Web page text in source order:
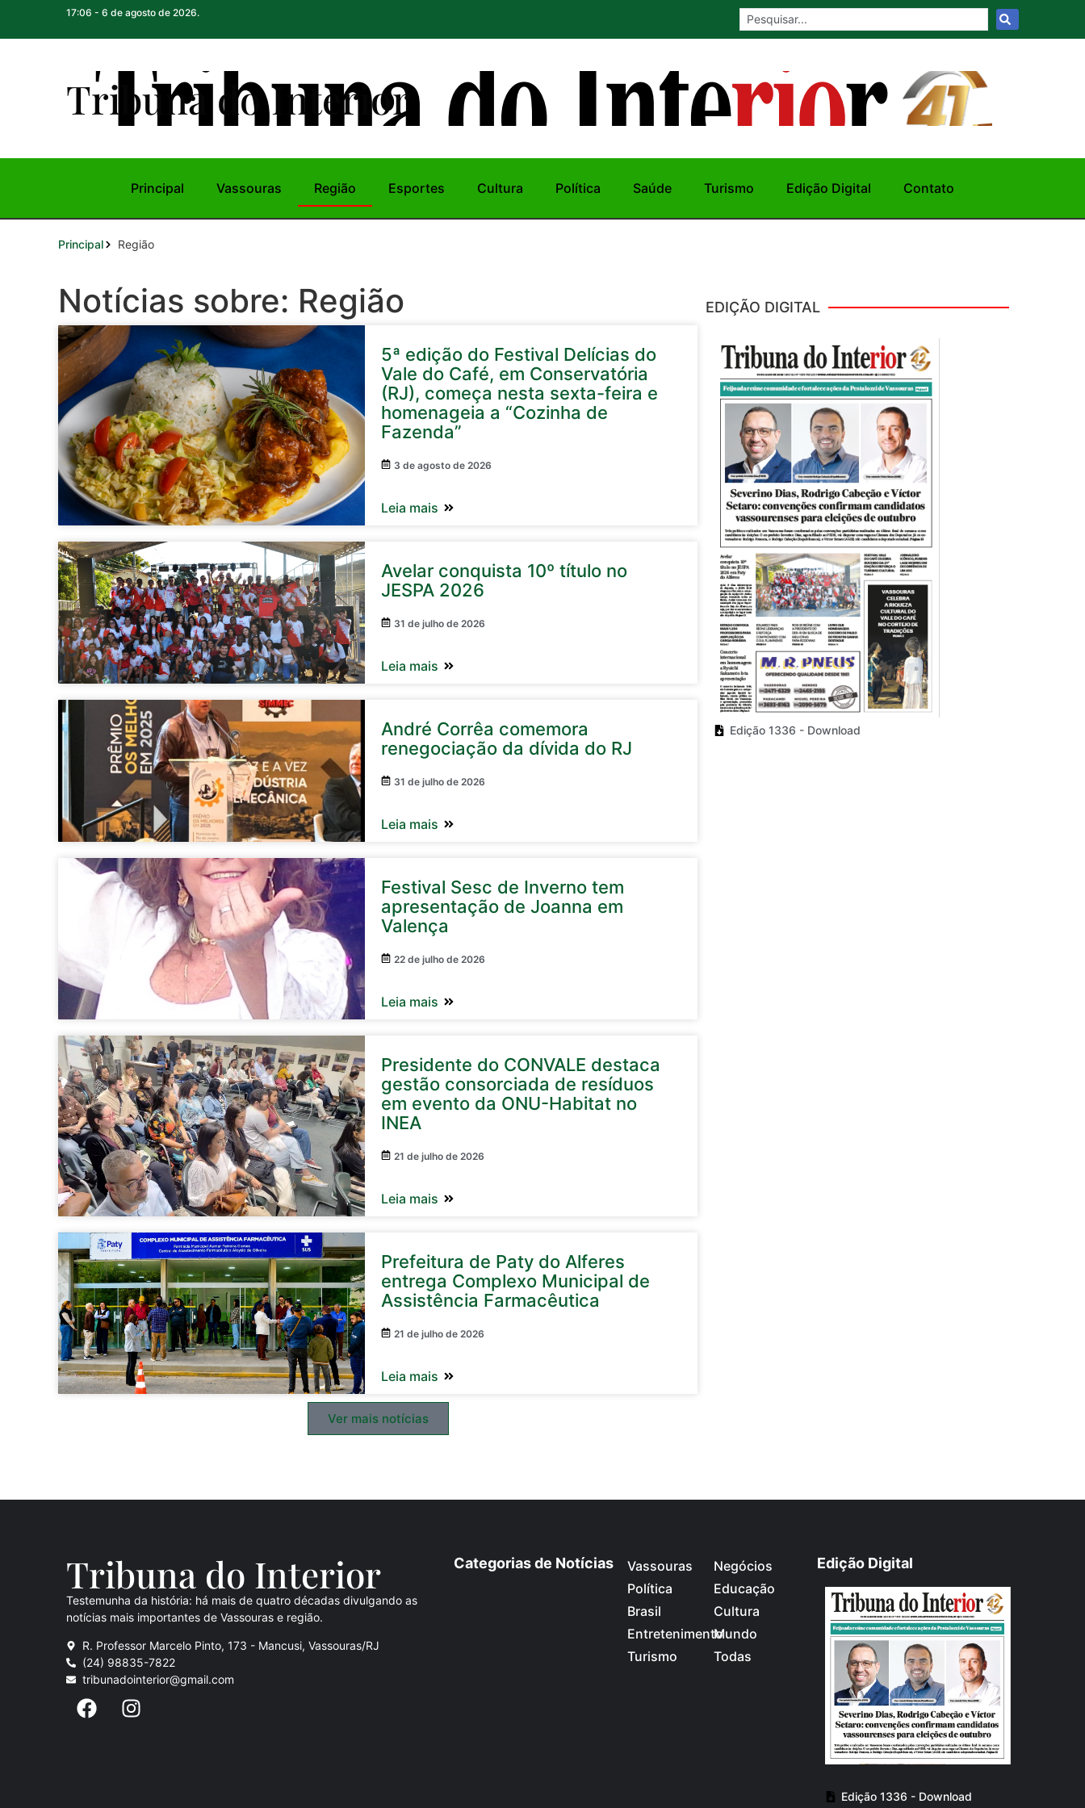
17:06 - 6 de agosto de 2026.
Tribuna do Interior
Principal Vassouras Região Esportes Cultura Política Saúde Turismo Edição Digital Contato
Principal Região
Notícias sobre: Região
5ª edição do Festival Delícias do
Vale do Café, em Conservatória
(RJ), começa nesta sexta-feira e
homenageia a “Cozinha de
Fazenda”
3 de agosto de 2026
Leia mais
Avelar conquista 10º título no
JESPA 2026
31 de julho de 2026
Leia mais
André Corrêa comemora
renegociação da dívida do RJ
31 de julho de 2026
Leia mais
Festival Sesc de Inverno tem
apresentação de Joanna em
Valença
22 de julho de 2026
Leia mais
Presidente do CONVALE destaca
gestão consorciada de resíduos
em evento da ONU-Habitat no
INEA
21 de julho de 2026
Leia mais
Prefeitura de Paty do Alferes
entrega Complexo Municipal de
Assistência Farmacêutica
21 de julho de 2026
Leia mais
Ver mais notícias
EDIÇÃO DIGITAL
Edição 1336 - Download
Tribuna do Interior
Testemunha da história: há mais de quatro décadas divulgando as
notícias mais importantes de Vassouras e região.
R. Professor Marcelo Pinto, 173 - Mancusi, Vassouras/RJ
(24) 98835-7822
tribunadointerior@gmail.com
Categorias de Notícias
Vassouras
Política
Brasil
Entretenimento
Turismo
Negócios
Educação
Cultura
Mundo
Todas
Edição Digital
Edição 1336 - Download